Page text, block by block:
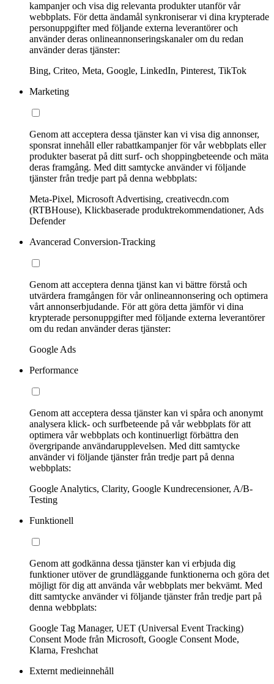
kampanjer och visa dig relevanta produkter utanför vår
webbplats. För detta ändamål synkroniserar vi dina krypterade
personuppgifter med följande externa leverantörer och
använder deras onlineannonseringskanaler om du redan
använder deras tjänster:
Bing, Criteo, Meta, Google, LinkedIn, Pinterest, TikTok
Marketing
Genom att acceptera dessa tjänster kan vi visa dig annonser,
sponsrat innehåll eller rabattkampanjer för vår webbplats eller
produkter baserat på ditt surf- och shoppingbeteende och mäta
deras framgång. Med ditt samtycke använder vi följande
tjänster från tredje part på denna webbplats:
Meta-Pixel, Microsoft Advertising, creativecdn.com
(RTBHouse), Klickbaserade produktrekommendationer, Ads
Defender
Avancerad Conversion-Tracking
Genom att acceptera denna tjänst kan vi bättre förstå och
utvärdera framgången för vår onlineannonsering och optimera
vårt annonserbjudande. För att göra detta jämför vi dina
krypterade personuppgifter med följande externa leverantörer
om du redan använder deras tjänster:
Google Ads
Performance
Genom att acceptera dessa tjänster kan vi spåra och anonymt
analysera klick- och surfbeteende på vår webbplats för att
optimera vår webbplats och kontinuerligt förbättra den
övergripande användarupplevelsen. Med ditt samtycke
använder vi följande tjänster från tredje part på denna
webbplats:
Google Analytics, Clarity, Google Kundrecensioner, A/B-
Testing
Funktionell
Genom att godkänna dessa tjänster kan vi erbjuda dig
funktioner utöver de grundläggande funktionerna och göra det
möjligt för dig att använda vår webbplats mer bekvämt. Med
ditt samtycke använder vi följande tjänster från tredje part på
denna webbplats:
Google Tag Manager, UET (Universal Event Tracking)
Consent Mode från Microsoft, Google Consent Mode,
Klarna, Freshchat
Externt medieinnehåll